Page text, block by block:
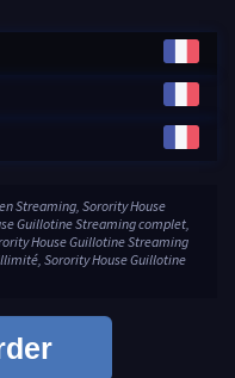
Streaming, Sorority House
Guillotine Streaming complet,
House Guillotine Streaming
Sorority House Guillotine